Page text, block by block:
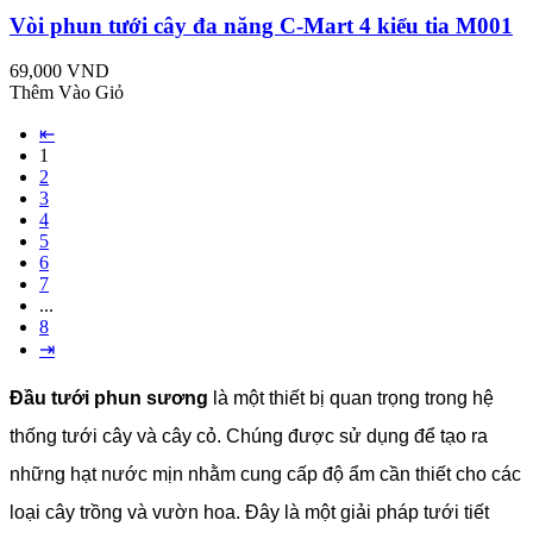
Vòi phun tưới cây đa năng C-Mart 4 kiểu tia M001
69,000 VND
Thêm Vào Giỏ
⇤
1
2
3
4
5
6
7
...
8
⇥
Đầu tưới phun sương là một thiết bị quan trọng trong hệ
thống tưới cây và cây cỏ. Chúng được sử dụng để tạo ra
những hạt nước mịn nhằm cung cấp độ ẩm cần thiết cho các
loại cây trồng và vườn hoa. Đây là một giải pháp tưới tiết